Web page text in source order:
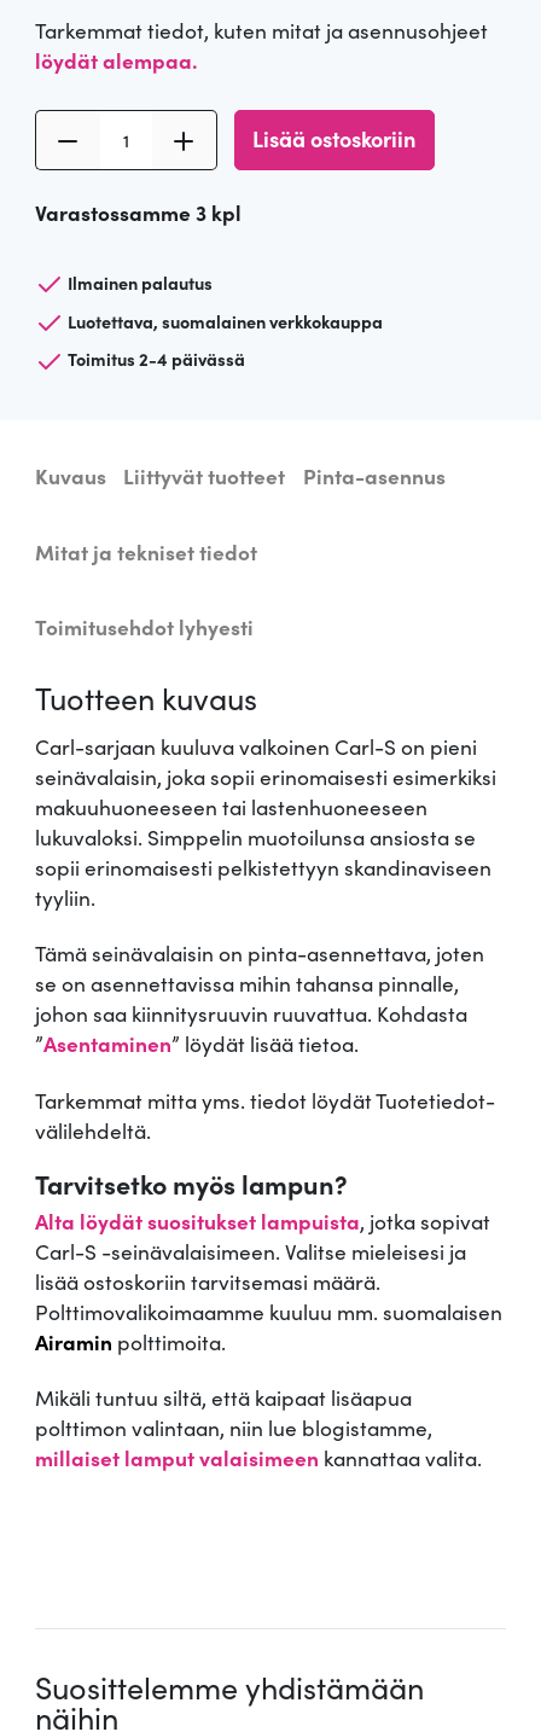
Tarkemmat tiedot, kuten mitat ja asennusohjeet
löydät alempaa.
k
i
e
n
n
v
a
s
n
C
a
r
l
m
ä
ä
r
Lisää ostoskoriin
Varastossamme 3 kpl
Ilmainen palautus
Luotettava, suomalainen verkkokauppa
Toimitus 2-4 päivässä
Kuvaus Liittyvät tuotteet Pinta-asennus
Mitat ja tekniset tiedot
Toimitusehdot lyhyesti
Tuotteen kuvaus
Carl-sarjaan kuuluva valkoinen Carl-S on pieni
seinävalaisin, joka sopii erinomaisesti esimerkiksi
makuuhuoneeseen tai lastenhuoneeseen
lukuvaloksi. Simppelin muotoilunsa ansiosta se
sopii erinomaisesti pelkistettyyn skandinaviseen
tyyliin.
Tämä seinävalaisin on pinta-asennettava, joten
se on asennettavissa mihin tahansa pinnalle,
johon saa kiinnitysruuvin ruuvattua. Kohdasta
”Asentaminen” löydät lisää tietoa.
Tarkemmat mitta yms. tiedot löydät Tuotetiedot-
välilehdeltä.
Tarvitsetko myös lampun?
Alta löydät suositukset lampuista, jotka sopivat
Carl-S -seinävalaisimeen. Valitse mieleisesi ja
lisää ostoskoriin tarvitsemasi määrä.
Polttimovalikoimaamme kuuluu mm. suomalaisen
Airamin polttimoita.
Mikäli tuntuu siltä, että kaipaat lisäapua
polttimon valintaan, niin lue blogistamme,
millaiset lamput valaisimeen kannattaa valita.
Suosittelemme yhdistämään
näihin